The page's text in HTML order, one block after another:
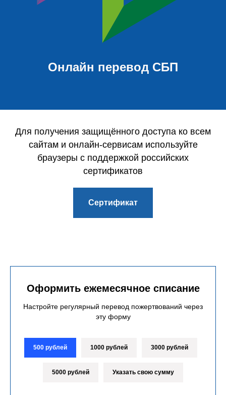
Онлайн перевод СБП
Для получения защищённого доступа ко всем
сайтам и онлайн-сервисам используйте
браузеры с поддержкой российских
сертификатов
Сертификат
Оформить ежемесячное списание
Настройте регулярный перевод пожертвований через
эту форму
500 рублей 1000 рублей 3000 рублей
5000 рублей Указать свою сумму